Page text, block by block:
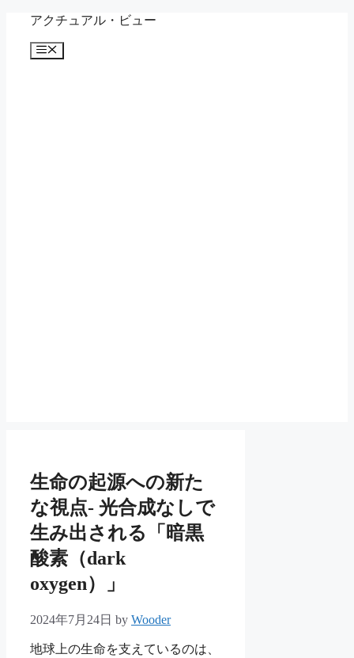
アクチュアル・ビュー
メ
生命の起源への新た
な視点- 光合成なしで
生み出される「暗黒
酸素（dark
oxygen）」
2024年7月24日 by Wooder
地球上の生命を支えているのは、